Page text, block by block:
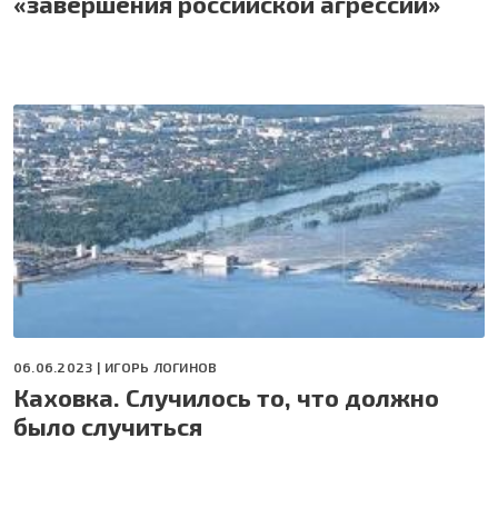
06.06.2023 | ИГОРЬ ЛОГИНОВ
Каховка. Случилось то, что должно
было случиться